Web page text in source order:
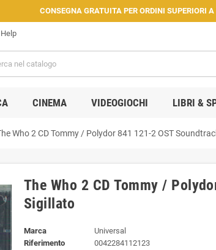
CONSEGNA GRATUITA PER ORDINI SUPERIORI
Help
CINEMA VIDEOGIOCHI LIBRI &
Who 2 CD Tommy / Polydor ‎841 121-2 OST
The Who 2 CD Tommy /
Sigillato
Marca
Universal
Riferimento
0042284112123